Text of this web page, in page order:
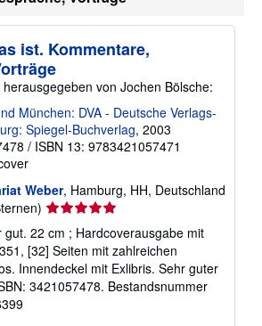
ist. Kommentare,
von Jochen Bölsche:
München: DVA - Deutsche Verlags-
Spiegel-Buchverlag, 2003
/ ISBN 13: 9783421057471
Weber, Hamburg, HH, Deutschland
Verkäuferbewertung
von
5
Sternen
gut. 22 cm ; Hardcoverausgabe mit
[32] Seiten mit zahlreichen
Innendeckel mit Exlibris. Sehr guter
3421057478. Bestandsnummer